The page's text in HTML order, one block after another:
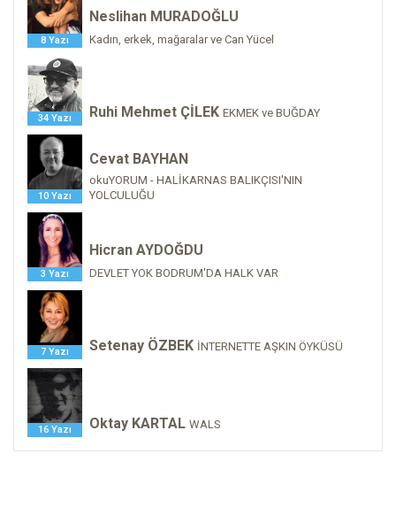
8 Yazı
Neslihan MURADOĞLU
Kadın, erkek, mağaralar ve Can Yücel
34 Yazı Ruhi Mehmet ÇİLEK EKMEK ve BUĞDAY
10 Yazı
Cevat BAYHAN
okuYORUM - HALİKARNAS BALIKÇISI'NIN
YOLCULUĞU
3 Yazı
Hicran AYDOĞDU
DEVLET YOK BODRUM'DA HALK VAR
7 Yazı Setenay ÖZBEK İNTERNETTE AŞKIN ÖYKÜSÜ
16 Yazı Oktay KARTAL WALS